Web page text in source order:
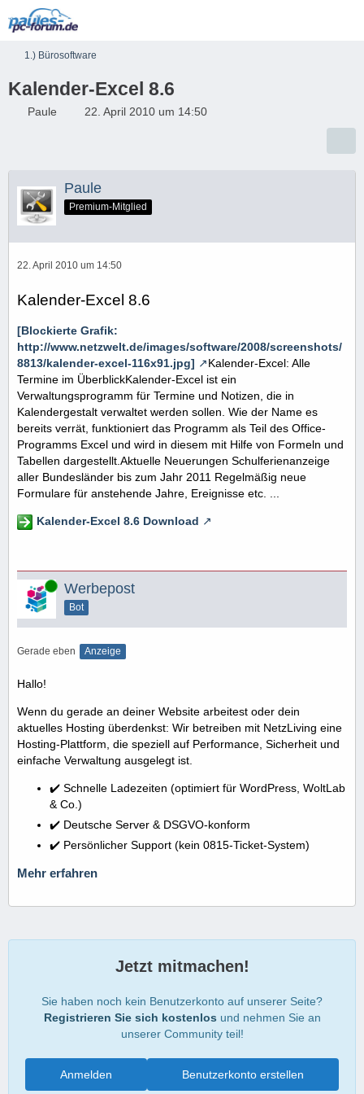
1.) Bürosoftware
Kalender-Excel 8.6
Paule 22. April 2010 um 14:50
Paule
Premium-Mitglied
22. April 2010 um 14:50
Kalender-Excel 8.6
[Blockierte Grafik:
http://www.netzwelt.de/images/software/2008/screenshots/
8813/kalender-excel-116x91.jpg]
Kalender-Excel: Alle
Termine im ÜberblickKalender-Excel ist ein
Verwaltungsprogramm für Termine und Notizen, die in
Kalendergestalt verwaltet werden sollen. Wie der Name es
bereits verrät, funktioniert das Programm als Teil des Office-
Programms Excel und wird in diesem mit Hilfe von Formeln und
Tabellen dargestellt.Aktuelle Neuerungen Schulferienanzeige
aller Bundesländer bis zum Jahr 2011 Regelmäßig neue
Formulare für anstehende Jahre, Ereignisse etc. ...
Kalender-Excel 8.6 Download
Online Werbepost
Bot
Gerade eben Anzeige
Hallo!
Wenn du gerade an deiner Website arbeitest oder dein
aktuelles Hosting überdenkst: Wir betreiben mit NetzLiving eine
Hosting-Plattform, die speziell auf Performance, Sicherheit und
einfache Verwaltung ausgelegt ist.
✔️ Schnelle Ladezeiten (optimiert für WordPress, WoltLab
& Co.)
✔️ Deutsche Server & DSGVO-konform
✔️ Persönlicher Support (kein 0815-Ticket-System)
Mehr erfahren
Jetzt mitmachen!
Sie haben noch kein Benutzerkonto auf unserer Seite?
Registrieren Sie sich kostenlos und nehmen Sie an
unserer Community teil!
Benutzerkonto erstellen
Anmelden